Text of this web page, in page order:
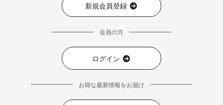
新規会員登録
会員の方
ログイン
お得な最新情報をお届け